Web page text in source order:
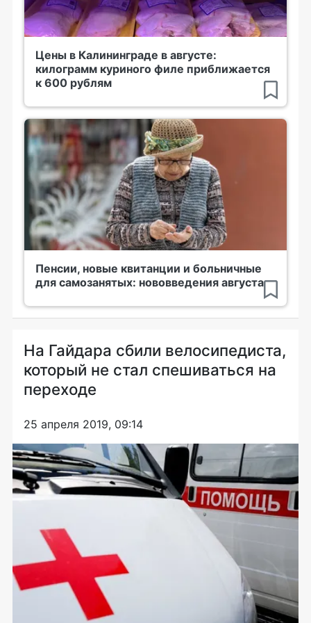
Цены в Калининграде в августе:
килограмм куриного филе приближается
к 600 рублям
Пенсии, новые квитанции и больничные
для самозанятых: нововведения августа
На Гайдара сбили велосипедиста,
который не стал спешиваться на
переходе
25 апреля 2019, 09:14